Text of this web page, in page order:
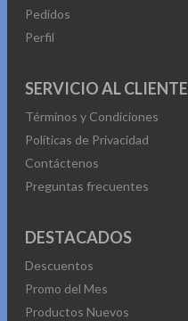
Pedidos
Perfil
SERVICIO AL CLIENTE
Términos y Condiciones
Políticas de Privacidad
Contáctenos
Preguntas frecuentes
DESTACADOS
Descuentos
Promo del Mes
Productos Nuevos